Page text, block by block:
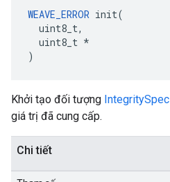
WEAVE_ERROR init(
  uint8_t,
  uint8_t *
)
Khởi tạo đối tượng IntegritySpec
giá trị đã cung cấp.
Chi tiết